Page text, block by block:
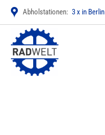
Zum
Inhalt
springen
Abholstationen: 3 x in Berlin